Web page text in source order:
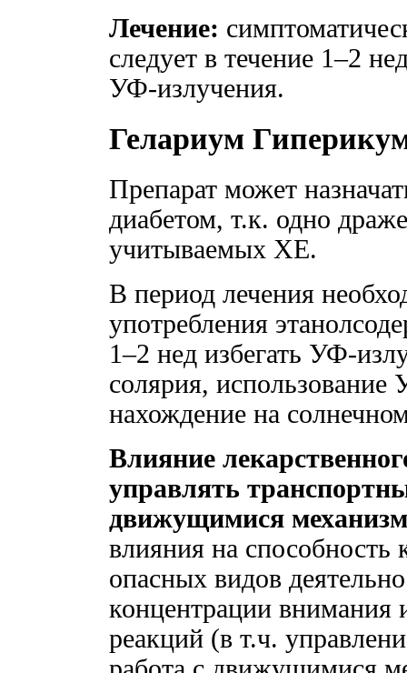
Лечение:
следует в течение 1–2
УФ-излучения.
Гелариум
Препарат может
диабетом, т.к. одно
учитываемых ХЕ.
В период лечения
употребления
1–2 нед избегать УФ-
солярия,
нахождение на
Влияние
управлять
движущимися
влияния на
опасных видов
концентрации
реакций (в т.ч.